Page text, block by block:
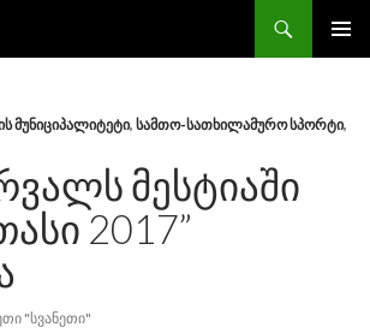
ᲛᲣᲜᲘᲪᲘᲞᲐᲚᲘᲢᲔᲢᲘ, ᲡᲐᲛᲗᲝ-ᲡᲐᲗᲮᲘᲚᲐᲛᲣᲠᲝ ᲡᲞᲝᲠᲢᲘ,
ᲛᲔᲡᲢᲘᲐᲨᲘ
2017”
"ᲡᲕᲐᲜᲔᲗᲘ"